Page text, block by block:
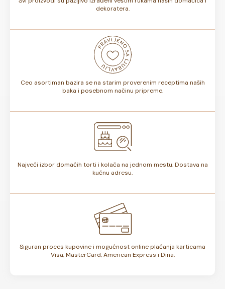
dekoratera.
Ceo asortiman bazira se na starim proverenim receptima naših
baka i posebnom načinu pripreme.
Najveći izbor domaćih torti i kolača na jednom mestu. Dostava na
kućnu adresu.
Siguran proces kupovine i mogućnost online plaćanja karticama
Visa, MasterCard, American Express i Dina.